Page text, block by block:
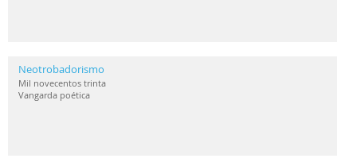
Neotrobadorismo
Mil novecentos trinta
Vangarda poética